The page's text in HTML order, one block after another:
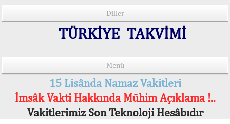
Diller
TÜRKİYE TAKVİMİ
Menü
15 Lisânda Namaz Vakitleri
İmsâk Vakti Hakkında Mühim Açıklama !..
Vakitlerimiz Son Teknoloji Hesâbıdır